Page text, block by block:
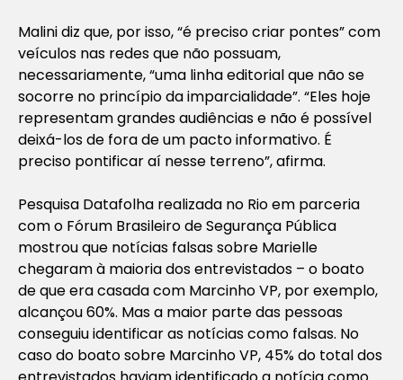
Malini diz que, por isso, “é preciso criar pontes” com
veículos nas redes que não possuam,
necessariamente, “uma linha editorial que não se
socorre no princípio da imparcialidade”. “Eles hoje
representam grandes audiências e não é possível
deixá-los de fora de um pacto informativo. É
preciso pontificar aí nesse terreno”, afirma.
Pesquisa Datafolha realizada no Rio em parceria
com o Fórum Brasileiro de Segurança Pública
mostrou que notícias falsas sobre Marielle
chegaram à maioria dos entrevistados – o boato
de que era casada com Marcinho VP, por exemplo,
alcançou 60%. Mas a maior parte das pessoas
conseguiu identificar as notícias como falsas. No
caso do boato sobre Marcinho VP, 45% do total dos